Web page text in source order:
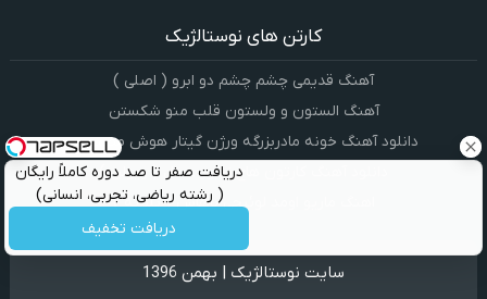
دریافت صفر تا صد دوره کاملاً رایگان
( رشته ریاضی، تجربی، انسانی)
دریافت تخفیف
کارتن های نوستالژیک
آهنگ قدیمی چشم چشم دو ابرو ( اصلی )
آهنگ الستون و ولستون قلب منو شکستن
دانلود آهنگ خونه مادربزرگه ورژن گیتار هوش مصنوعی
دانلود آهنگ کارتون هاچ زنبور عسل ( ویولن )
اهنگ ماریو اومد لوئیجی باهاش ( تلمبه )
سایت نوستالژیک | بهمن 1396